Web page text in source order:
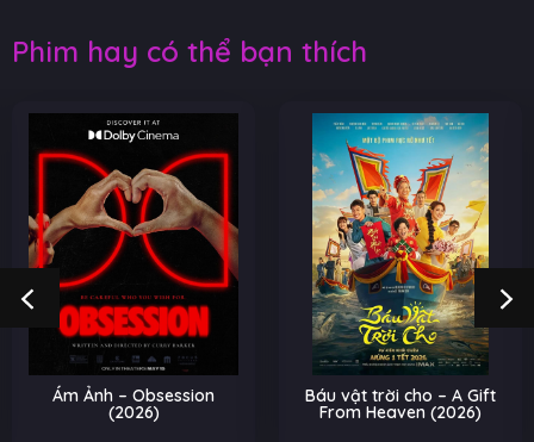
Phim hay có thể bạn thích
Ám Ảnh – Obsession
(2026)
Báu vật trời cho – A Gift
From Heaven (2026)